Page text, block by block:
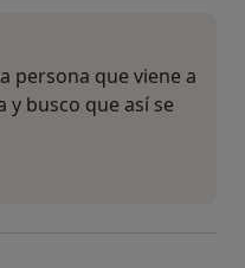
persona que viene a
busco que así se